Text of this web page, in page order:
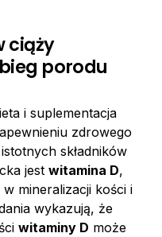
ciąży
porodu
i suplementacja
zdrowego
składników
jest witamina D,
mineralizacji kości i
wykazują, że
witaminy D może